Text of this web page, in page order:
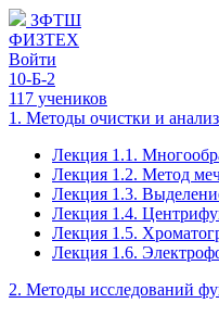
ЗФТШ
ФИЗТЕХ
Войти
10-Б-2
117 учеников
1. Методы очистки и
Лекция 1.1.
Лекция 1.2. Метод
Лекция 1.3.
Лекция 1.4.
Лекция 1.5.
Лекция 1.6.
2. Методы исследований